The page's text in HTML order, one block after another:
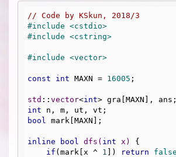
// Code by KSkun, 2018/3
#include <cstdio>
#include <cstring>
#include <vector>
const int MAXN = 16005 ;
std :: vector<int
int
bool mark[MAXN];
inline bool dfs ( int x)
{
if (mark[x ^ 1 ]) return false